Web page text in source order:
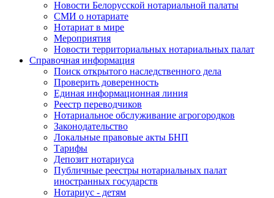
Новости Белорусской нотариальной палаты
СМИ о нотариате
Нотариат в мире
Мероприятия
Новости территориальных нотариальных палат
Справочная информация
Поиск открытого наследственного дела
Проверить доверенность
Единая информационная линия
Реестр переводчиков
Нотариальное обслуживание агрогородков
Законодательство
Локальные правовые акты БНП
Тарифы
Депозит нотариуса
Публичные реестры нотариальных палат
иностранных государств
Нотариус - детям